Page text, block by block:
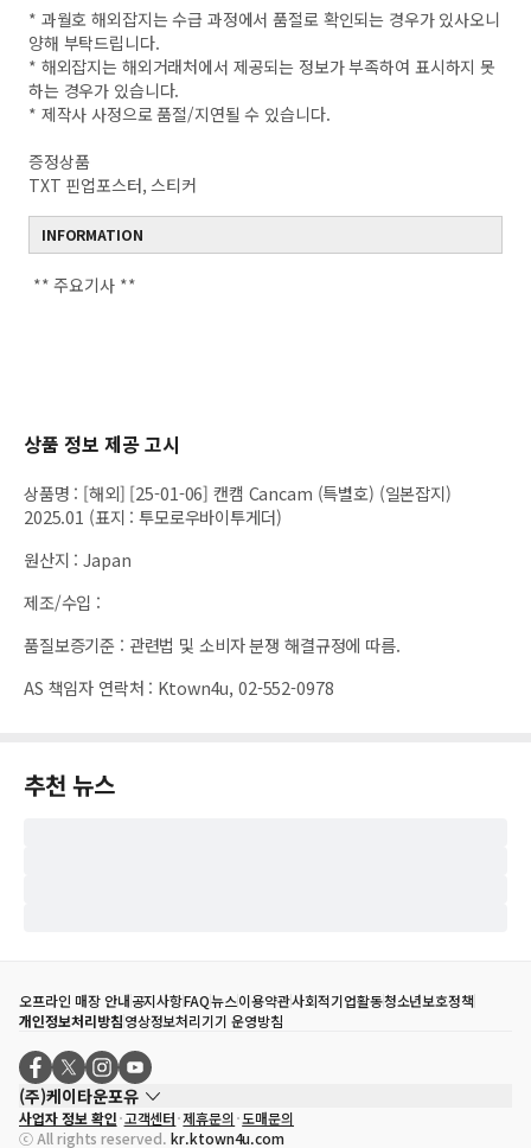
* 과월호 해외잡지는 수급 과정에서 품절로 확인되는 경우가 있사오니
양해 부탁드립니다.
* 해외잡지는 해외거래처에서 제공되는 정보가 부족하여 표시하지 못
하는 경우가 있습니다.
* 제작사 사정으로 품절/지연될 수 있습니다.
증정상품
TXT 핀업포스터, 스티커
INFORMATION
** 주요기사 **
상품 정보 제공 고시
상품명 : [해외] [25-01-06] 캔캠 Cancam (특별호) (일본잡지)
2025.01 (표지 : 투모로우바이투게더)
원산지 :Japan
제조/수입 :
품질보증기준 : 관련법 및 소비자 분쟁 해결규정에 따름.
AS 책임자 연락처 : Ktown4u, 02-552-0978
추천 뉴스
오프라인 매장 안내공지사항FAQ뉴스이용약관사회적기업활동청소년보호정책
개인정보처리방침영상정보처리기기 운영방침
(주)케이타운포유
대표자
송효민
사업자 정보 확인 고객센터 제휴문의 도매문의
ⓒ All rights reserved. kr.ktown4u.com